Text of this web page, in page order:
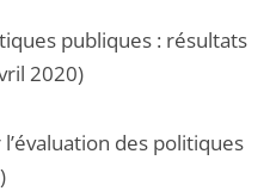
publiques : résultats
2020)
des politiques